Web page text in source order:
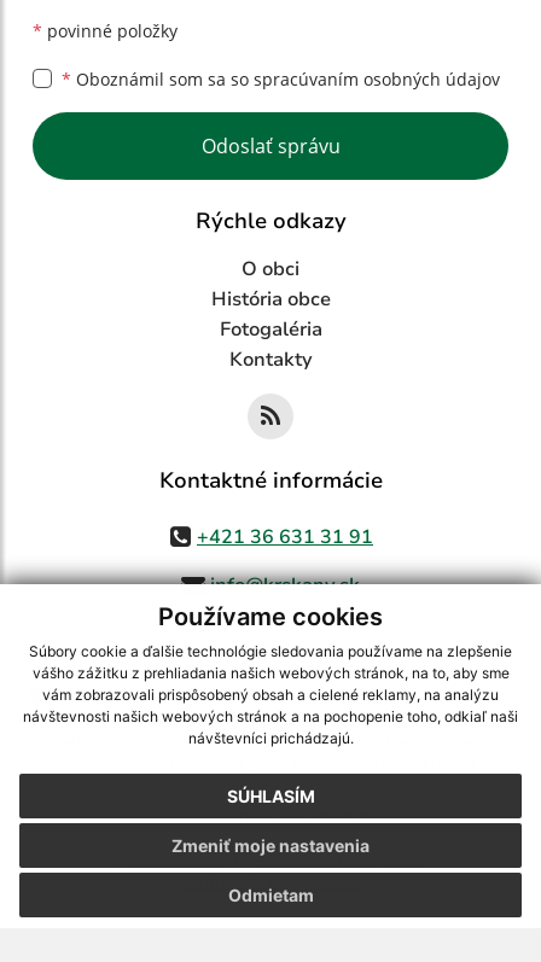
Používame cookies
Súbory cookie a ďalšie technológie sledovania používame na zlepšenie
vášho zážitku z prehliadania našich webových stránok, na to, aby sme
vám zobrazovali prispôsobený obsah a cielené reklamy, na analýzu
návštevnosti našich webových stránok a na pochopenie toho, odkiaľ naši
návštevníci prichádzajú.
SÚHLASÍM
Odmietam
Zmeniť moje nastavenia
* povinné položky
* Oboznámil som sa so spracúvaním osobných údajov
Google reCaptcha Response
Odoslať správu
Rýchle odkazy
O obci
História obce
Fotogaléria
Kontakty
Kontaktné informácie
+421 36 631 31 91
info@krskany.sk
využite možnosť získavania aktuálnych informácií s využitím RSS
CMS systém (redakčný) systém ECHELON 2,Mapa stránok,web portál
webex.digital, s.r.o.,domény,registrácia domény
Posledná aktualizácia:05.08.2026
Vytlačiť stránku|Vyhlásenie o prístupnosti